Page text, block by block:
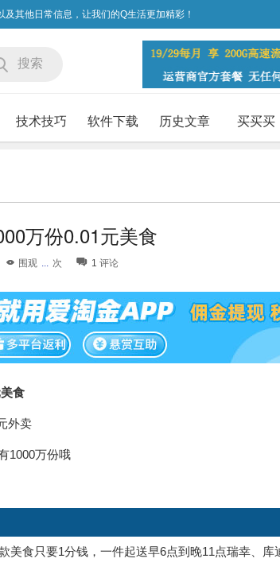
其他日常信息，让我们的Q生活更加精彩！
搜索
技术技巧 软件下载 历史文章 买买买
万份0.01元美食
围观 ... 次 1 评论
食
外卖
1000万份哦
美食只要1分钱，一件起送早6点到晚11点瑞幸、